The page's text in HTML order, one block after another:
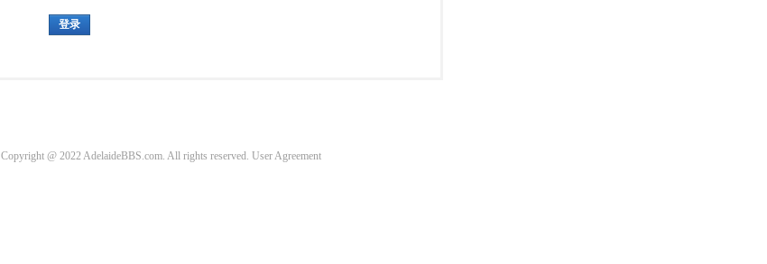
登录
Copyright @ 2022 AdelaideBBS.com. All rights reserved. User Agreement